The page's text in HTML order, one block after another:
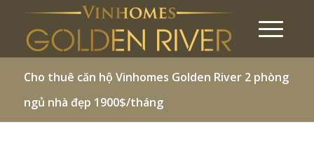
Cho thuê căn hộ Vinhomes Golden River 2 phòng
ngủ nhà đẹp 1900$/tháng